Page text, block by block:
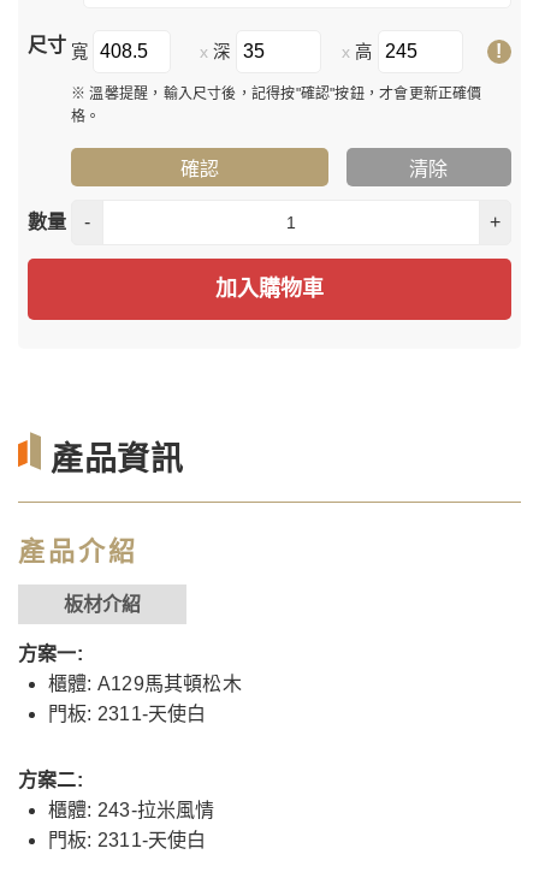
尺寸 寬 x 深 x 高 !
※ 溫馨提醒，輸入尺寸後，記得按"確認"按鈕，才會更新正確價
格。
確認 清除
數量 - +
加入購物車
產品資訊
產品介紹
板材介紹
方案一:
櫃體: A129馬其頓松木
門板: 2311-天使白
方案二:
櫃體: 243-拉米風情
門板: 2311-天使白